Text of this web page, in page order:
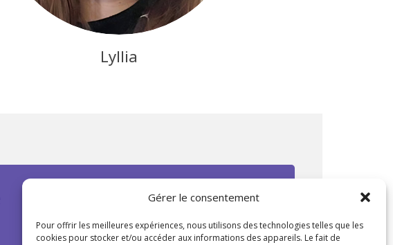
Gérer le consentement
Pour offrir les meilleures expériences, nous utilisons des technologies telles que les
cookies pour stocker et/ou accéder aux informations des appareils. Le fait de
Lyllia